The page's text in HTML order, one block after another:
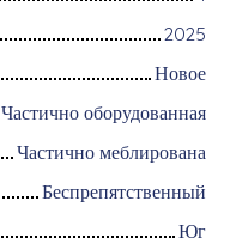
2025
Новое
Частично оборудованная
Частично меблирована
Беспрепятственный
Юг